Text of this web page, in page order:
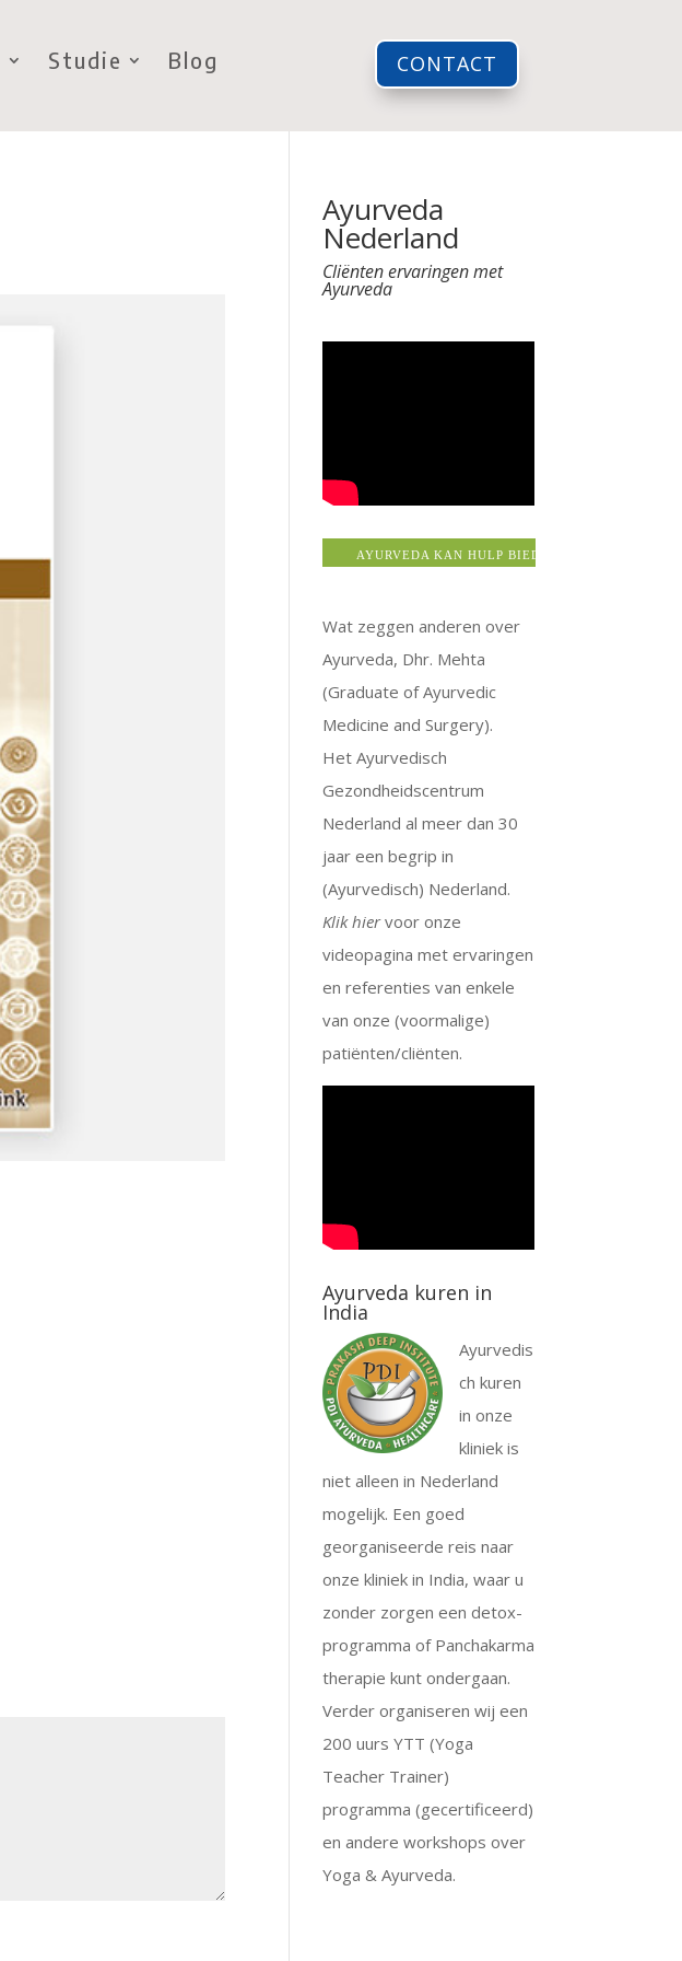
Studie Blog CONTACT
Ayurveda
Nederland
Cliënten ervaringen met
Ayurveda
AYURVEDA KAN HULP BIEDEN BIJ: ALLERGIEËN
Wat zeggen anderen over
Ayurveda, Dhr. Mehta
(Graduate of Ayurvedic
Medicine and Surgery).
Het Ayurvedisch
Gezondheidscentrum
Nederland al meer dan 30
jaar een begrip in
(Ayurvedisch) Nederland.
Klik hiervoor onze
videopagina met ervaringen
en referenties van enkele
van onze (voormalige)
patiënten/cliënten.
Ayurveda kuren in
India
Ayurvedis
ch kuren
in onze
kliniek is
niet alleen in Nederland
mogelijk. Een goed
georganiseerde reis naar
onze kliniek in India, waar u
zonder zorgen een detox-
programma of Panchakarma
therapie kunt ondergaan.
Verder organiseren wij een
200 uurs YTT (Yoga
Teacher Trainer)
programma (gecertificeerd)
en andere workshops over
Yoga & Ayurveda.